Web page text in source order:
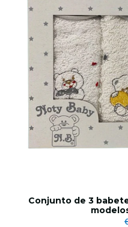
Conjunto de 3